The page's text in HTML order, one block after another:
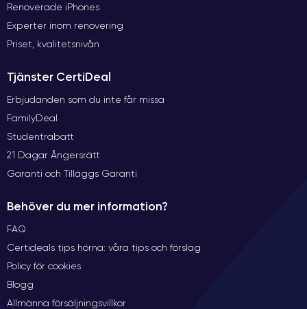
Renoverade iPhones
Experter inom renovering
Priset, kvalitetsnivån
Tjänster CertiDeal
Erbjudanden som du inte får missa
FamilyDeal
Studentrabatt
21 Dagar Ångersrätt
Garanti och Tilläggs Garanti
Behöver du mer information?
FAQ
Certideals tips hörna: våra tips och förslag
Policy för cookies
Blogg
Allmänna försäljningsvillkor